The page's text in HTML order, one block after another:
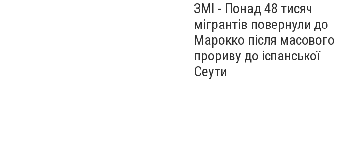
ЗМІ - Понад 48 тисяч
мігрантів повернули до
Марокко після масового
прориву до іспанської
Сеути